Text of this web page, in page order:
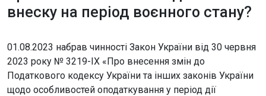
внеску на період воєнного стану?
01.08.2023 набрав чинності Закон України від 30 червня
2023 року № 3219-IX «Про внесення змін до
Податкового кодексу України та інших законів України
щодо особливостей оподаткування у період дії